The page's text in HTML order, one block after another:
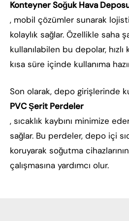
Konteyner Soğuk Hava
, mobil çözümler sunarak
kolaylık sağlar. Özellikle saha
kullanılabilen bu depolar,
kısa süre içinde kullanıma
Son olarak, depo girişlerinde
PVC Şerit Perdeler
, sıcaklık kaybını minimize
sağlar. Bu perdeler, depo içi
koruyarak soğutma
çalışmasına yardımcı olur.